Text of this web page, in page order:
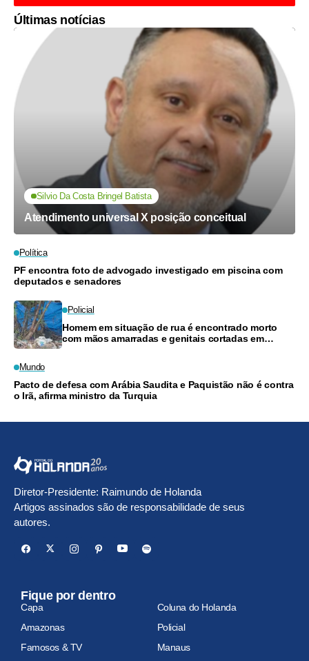
Últimas notícias
Silvio Da Costa Bringel Batista
Atendimento universal X posição conceitual
Política
PF encontra foto de advogado investigado em piscina com
deputados e senadores
Policial
Homem em situação de rua é encontrado morto
com mãos amarradas e genitais cortadas em
Mundo
Pacto de defesa com Arábia Saudita e Paquistão não é contra
o Irã, afirma ministro da Turquia
Diretor-Presidente: Raimundo de Holanda
Artigos assinados são de responsabilidade de seus
autores.
Fique por dentro
Capa
Coluna do Holanda
Amazonas
Policial
Famosos & TV
Manaus